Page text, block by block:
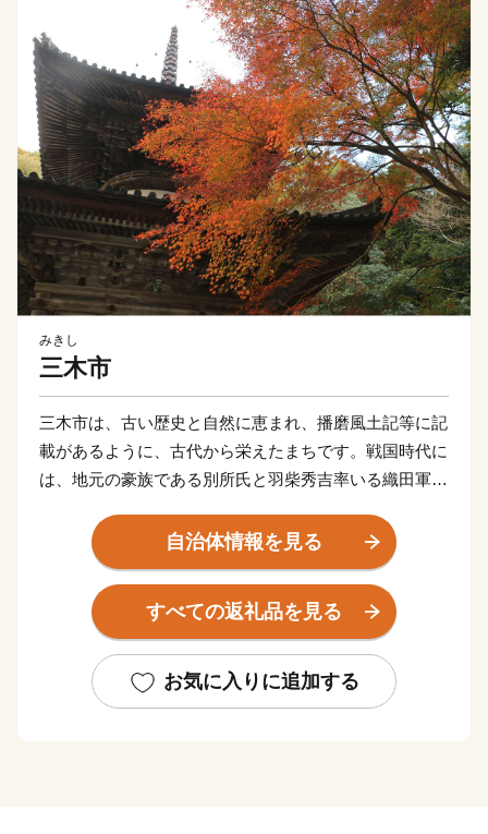
みきし
三木市
三木市は、古い歴史と自然に恵まれ、播磨風土記等に記
載があるように、古代から栄えたまちです。戦国時代に
は、地元の豪族である別所氏と羽柴秀吉率いる織田軍に
が、秀吉の復興政策により今日の金物産業の発展の基礎
が作られました。
神戸市の北西隣にあり、中国道・山陽道の3つのICがあ
る交通の要衝です。
★ABCテレビのニュース情報番組「キャスト」で「吉
川運輸(有) 」の“よかわ錦うなぎ” が紹介されました！
自治体情報を見る
すべての返礼品を見る
お気に入りに追加する